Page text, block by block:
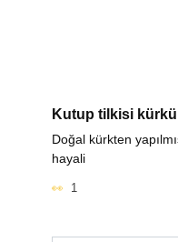
Kutup tilkisi kürkü
Doğal kürkten
hayali
1